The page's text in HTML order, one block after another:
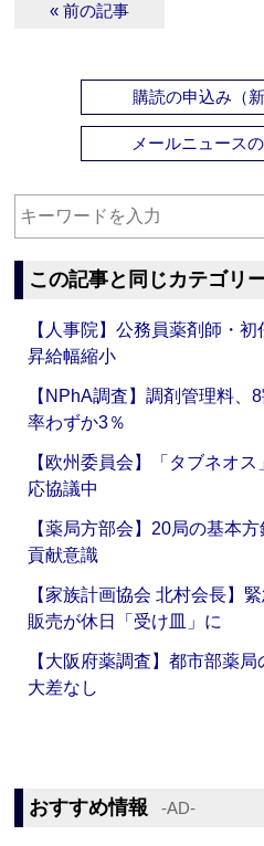
« 前の記事
購読の申込み（
メールニュース
この記事と同じカテゴリ
【人事院】公務員薬剤師・
昇給幅縮小
【NPhA調査】調剤管理料、
率わずか3％
【欧州委員会】「タブネオ
応協議中
【薬局方部会】20局の基本
貢献意識
【家族計画協会 北村会長】
販売が休日「受け皿」に
【大阪府薬調査】都市部薬
大差なし
おすすめ情報 ‐AD‐